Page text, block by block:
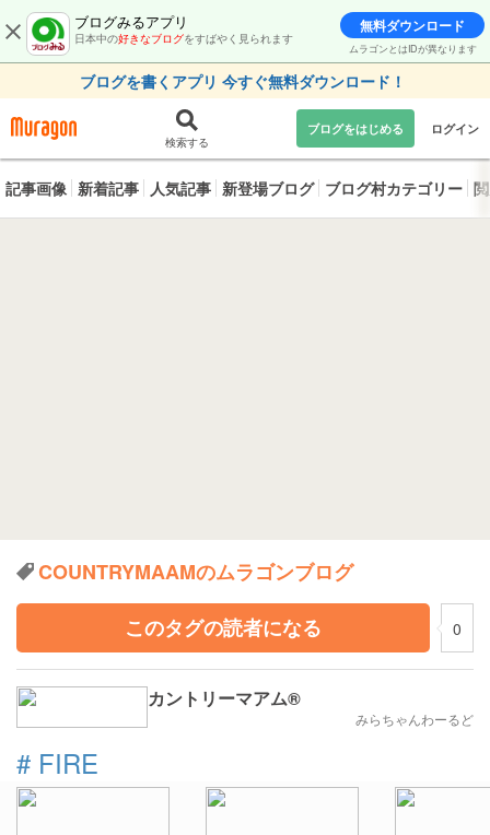
ブログみるアプリ
日本中の好きなブログをすばやく見られます
無料ダウンロード
ムラゴンとはIDが異なります
ブログを書くアプリ 今すぐ無料ダウンロード！
検索する
ブログをはじめる ログイン
記事画像 新着記事 人気記事 新登場ブログ ブログ村カテゴリー
COUNTRYMAAMのムラゴンブログ
このタグの読者になる
0
カントリーマアム®
みらちゃんわーるど
# FIRE